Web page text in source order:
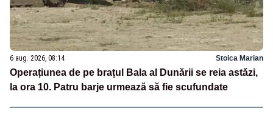
6 aug. 2026, 08:14 Stoica Marian
Operațiunea de pe brațul Bala al Dunării se reia astăzi,
la ora 10. Patru barje urmează să fie scufundate